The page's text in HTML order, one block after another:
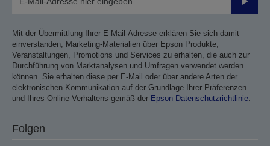
Mit der Übermittlung Ihrer E-Mail-Adresse erklären Sie sich damit
einverstanden, Marketing-Materialien über Epson Produkte,
Veranstaltungen, Promotions und Services zu erhalten, die auch zur
Durchführung von Marktanalysen und Umfragen verwendet werden
können. Sie erhalten diese per E-Mail oder über andere Arten der
elektronischen Kommunikation auf der Grundlage Ihrer Präferenzen
und Ihres Online-Verhaltens gemäß der Epson Datenschutzrichtlinie
Folgen